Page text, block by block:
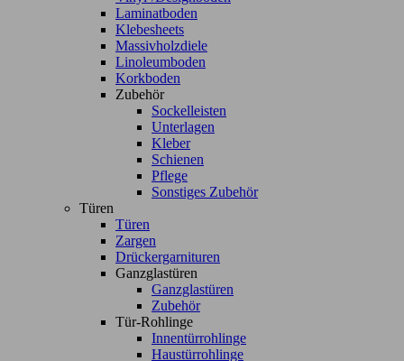
Laminatboden
Klebesheets
Massivholzdiele
Linoleumboden
Korkboden
Zubehör
Sockelleisten
Unterlagen
Kleber
Schienen
Pflege
Sonstiges Zubehör
Türen
Türen
Zargen
Drückergarnituren
Ganzglastüren
Ganzglastüren
Zubehör
Tür-Rohlinge
Innentürrohlinge
Haustürrohlinge